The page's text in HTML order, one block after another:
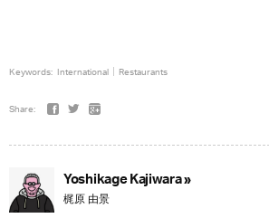
Keywords: International Restaurants
Share:
Yoshikage Kajiwara »
梶原 由景